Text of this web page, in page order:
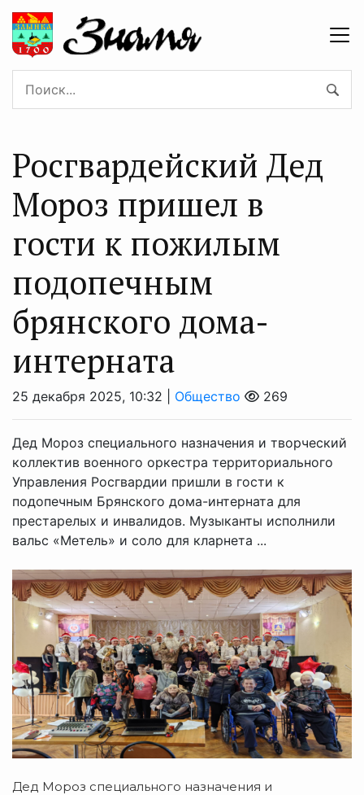
Росгвардейский Дед
Мороз пришел в
гости к пожилым
подопечным
брянского дома-
интерната
25 декабря 2025, 10:32 | Общество 269
Дед Мороз специального назначения и творческий
коллектив военного оркестра территориального
Управления Росгвардии пришли в гости к
подопечным Брянского дома-интерната для
престарелых и инвалидов. Музыканты исполнили
вальс «Метель» и соло для кларнета ...
Дед Мороз специального назначения и